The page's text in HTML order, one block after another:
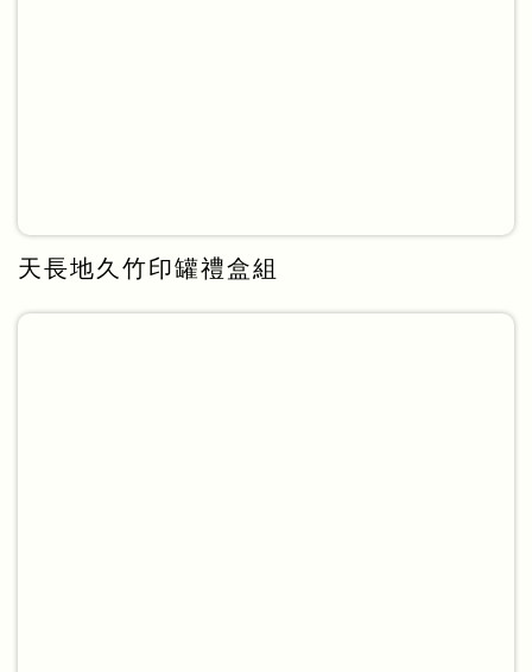
天長地久竹印罐禮盒組